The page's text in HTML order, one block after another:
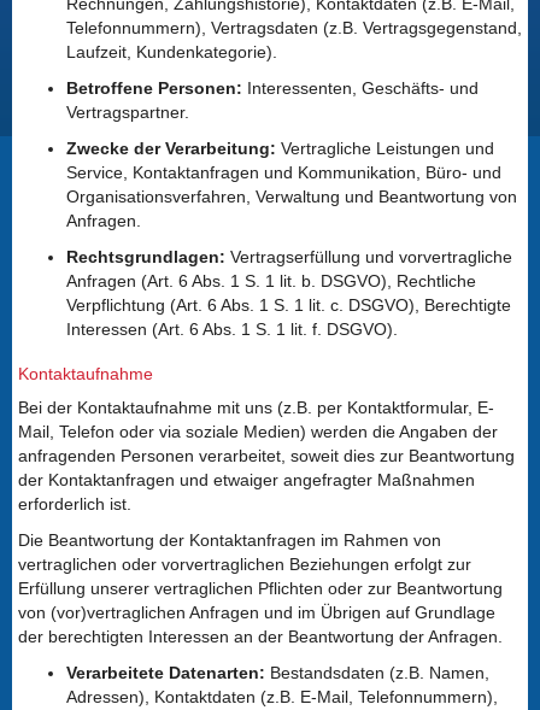
Telefonnummern), Vertragsdaten (z.B. Vertragsgegenstand,
Laufzeit, Kundenkategorie).
Betroffene Personen: Interessenten, Geschäfts- und
Vertragspartner.
Zwecke der Verarbeitung: Vertragliche Leistungen und
Service, Kontaktanfragen und Kommunikation, Büro- und
Organisationsverfahren, Verwaltung und Beantwortung von
Anfragen.
Rechtsgrundlagen: Vertragserfüllung und vorvertragliche
Anfragen (Art. 6 Abs. 1 S. 1 lit. b. DSGVO), Rechtliche
Verpflichtung (Art. 6 Abs. 1 S. 1 lit. c. DSGVO), Berechtigte
Interessen (Art. 6 Abs. 1 S. 1 lit. f. DSGVO).
Kontaktaufnahme
Bei der Kontaktaufnahme mit uns (z.B. per Kontaktformular, E-
Mail, Telefon oder via soziale Medien) werden die Angaben der
anfragenden Personen verarbeitet, soweit dies zur Beantwortung
der Kontaktanfragen und etwaiger angefragter Maßnahmen
erforderlich ist.
Die Beantwortung der Kontaktanfragen im Rahmen von
vertraglichen oder vorvertraglichen Beziehungen erfolgt zur
Erfüllung unserer vertraglichen Pflichten oder zur Beantwortung
von (vor)vertraglichen Anfragen und im Übrigen auf Grundlage
der berechtigten Interessen an der Beantwortung der Anfragen.
Verarbeitete Datenarten: Bestandsdaten (z.B. Namen,
Adressen), Kontaktdaten (z.B. E-Mail, Telefonnummern),